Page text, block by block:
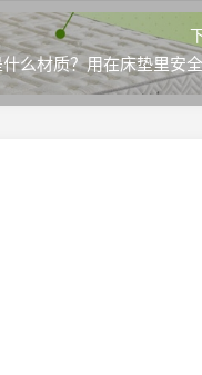
么材质？用在床垫里安